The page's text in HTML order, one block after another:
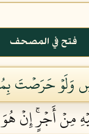
فتح في المصحف
وَلَوۡ حَرَصۡتَ
مِنۡ أَجۡرٍۚ إِنۡ